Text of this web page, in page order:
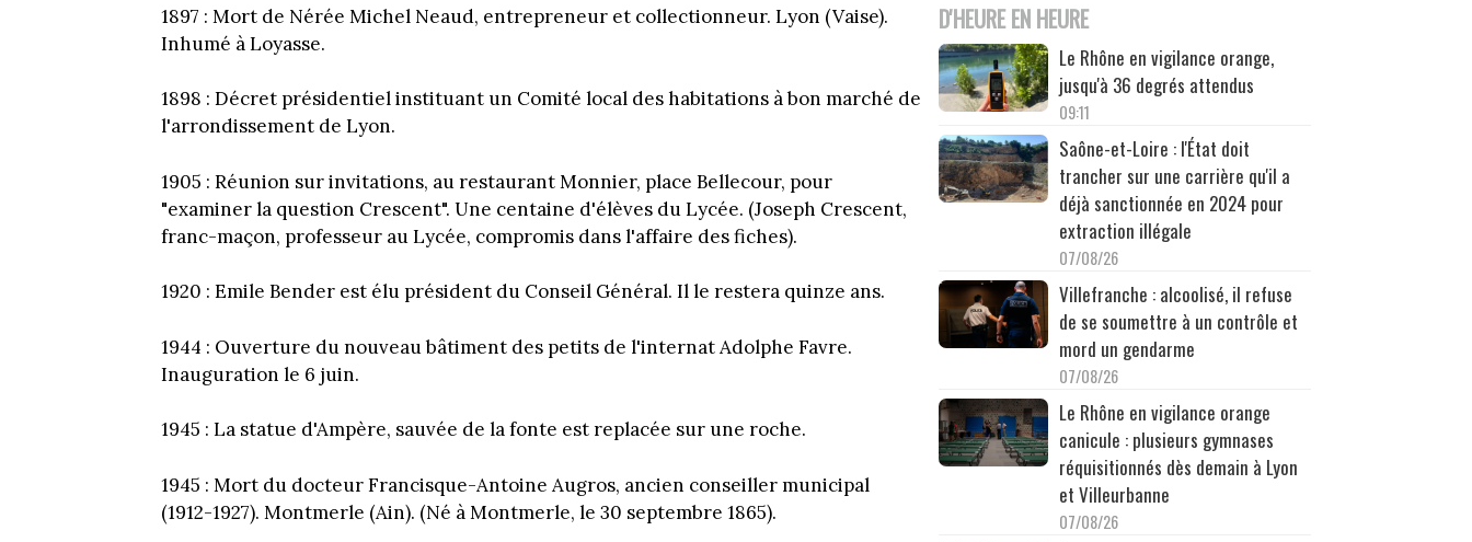
1897 : Mort de Nérée Michel Neaud, entrepreneur et collectionneur. Lyon (Vaise).
Inhumé à Loyasse.
1898 : Décret présidentiel instituant un Comité local des habitations à bon marché de
l'arrondissement de Lyon.
1905 : Réunion sur invitations, au restaurant Monnier, place Bellecour, pour
"examiner la question Crescent". Une centaine d'élèves du Lycée. (Joseph Crescent,
franc-maçon, professeur au Lycée, compromis dans l'affaire des fiches).
1920 : Emile Bender est élu président du Conseil Général. Il le restera quinze ans.
1944 : Ouverture du nouveau bâtiment des petits de l'internat Adolphe Favre.
Inauguration le 6 juin.
1945 : La statue d'Ampère, sauvée de la fonte est replacée sur une roche.
1945 : Mort du docteur Francisque-Antoine Augros, ancien conseiller municipal
(1912-1927). Montmerle (Ain). (Né à Montmerle, le 30 septembre 1865).
D'HEURE EN HEURE
Le Rhône en vigilance orange,
jusqu'à 36 degrés attendus
09:11
Saône-et-Loire : l'État doit
trancher sur une carrière qu'il a
déjà sanctionnée en 2024 pour
extraction illégale
07/08/26
Villefranche : alcoolisé, il refuse
de se soumettre à un contrôle et
mord un gendarme
07/08/26
Le Rhône en vigilance orange
canicule : plusieurs gymnases
réquisitionnés dès demain à Lyon
et Villeurbanne
07/08/26